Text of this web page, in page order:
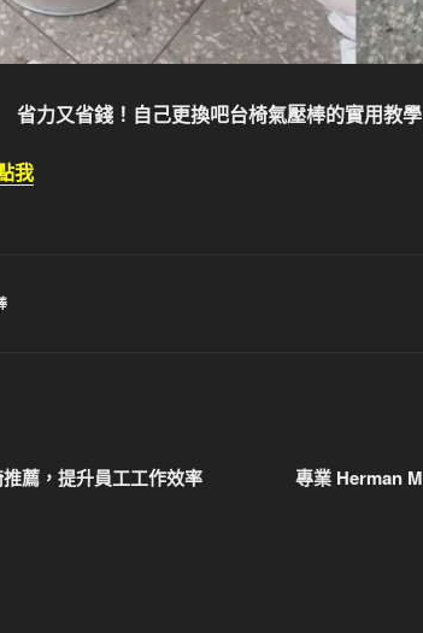
省力又省錢！自己更換吧台椅氣壓棒的實用教
我
薦，提升員工工作效率
專業 Herman